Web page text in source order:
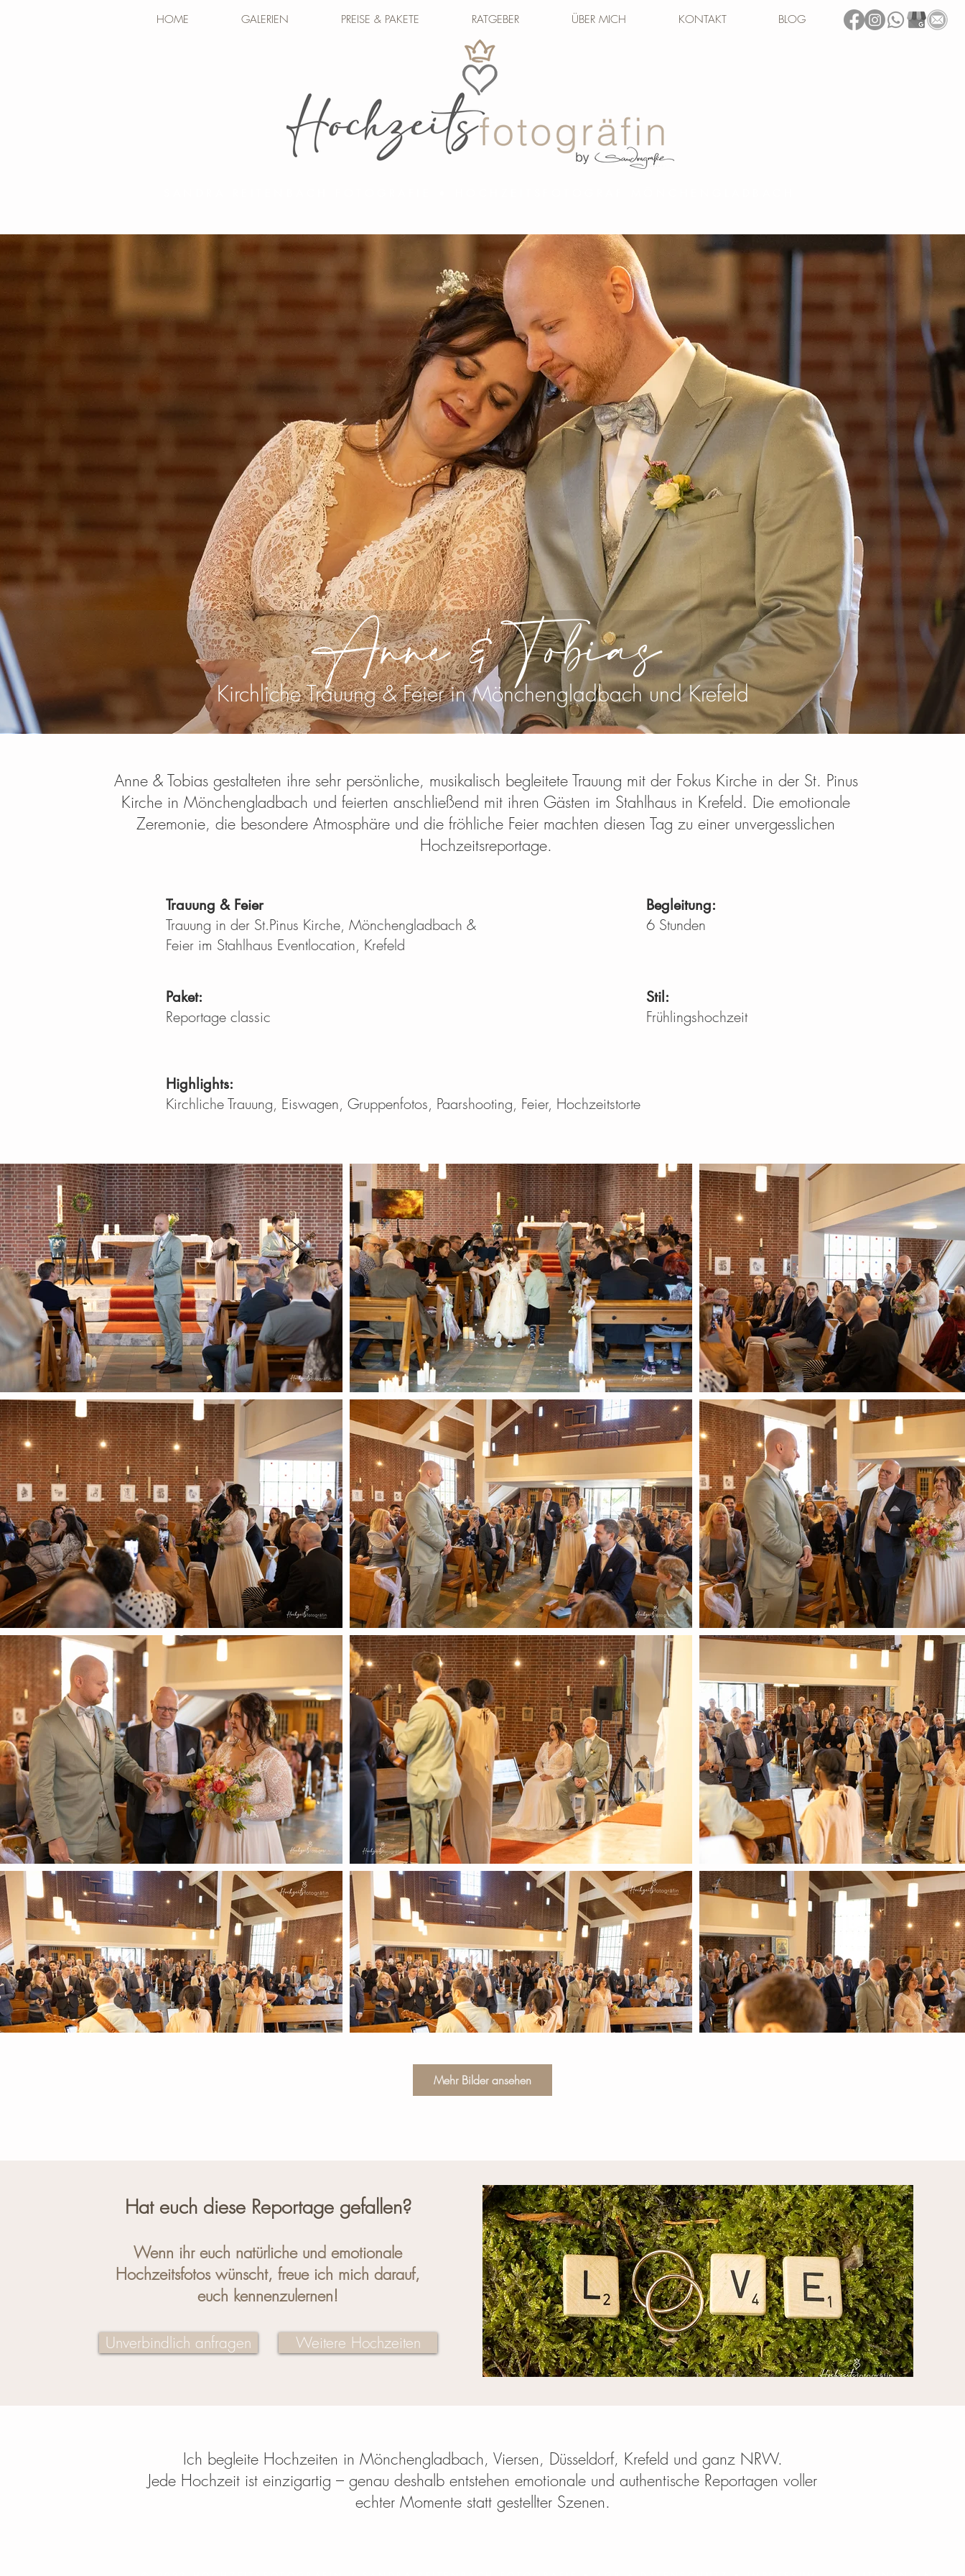
HOME GALERIEN PREISE & PAKETE RATGEBER ÜBER MICH KONTAKT BLOG
Anne & Tobias
Kirchliche Trauung & Feier in Mönchengladbach und Krefeld
Anne & Tobias gestalteten ihre sehr persönliche, musikalisch begleitete Trauung mit der Fokus Kirche in der St. Pinus
Kirche in Mönchengladbach und feierten anschließend mit ihren Gästen im Stahlhaus in Krefeld. Die emotionale
Zeremonie, die besondere Atmosphäre und die fröhliche Feier machten diesen Tag zu einer unvergesslichen
Hochzeitsreportage.
Trauung & Feier
Trauung in der St.Pinus Kirche, Mönchengladbach &
Feier im Stahlhaus Eventlocation, Krefeld
Paket:
Reportage classic
Begleitung:
6 Stunden
Stil:
Frühlingshochzeit
Highlights:
Kirchliche Trauung, Eiswagen, Gruppenfotos, Paarshooting, Feier, Hochzeitstorte
Mehr Bilder ansehen
Hat euch diese Reportage gefallen?
Wenn ihr euch natürliche und emotionale
Hochzeitsfotos wünscht, freue ich mich darauf,
euch kennenzulernen!
Unverbindlich anfragen Weitere Hochzeiten
Ich begleite Hochzeiten in Mönchengladbach, Viersen, Düsseldorf, Krefeld und ganz NRW.
Jede Hochzeit ist einzigartig – genau deshalb entstehen emotionale und authentische Reportagen voller
echter Momente statt gestellter Szenen.